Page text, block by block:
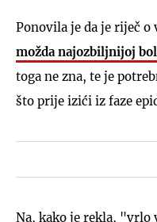
Ponovila je da je riječ
možda najozbiljnijoj
toga ne zna, te je
što prije izići iz faze
Na, kako je rekla, "vrlo